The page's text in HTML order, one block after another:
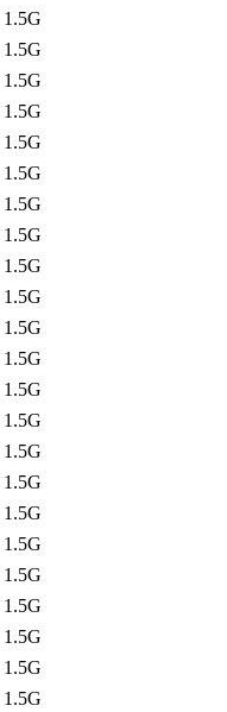
1.5G
1.5G
1.5G
1.5G
1.5G
1.5G
1.5G
1.5G
1.5G
1.5G
1.5G
1.5G
1.5G
1.5G
1.5G
1.5G
1.5G
1.5G
1.5G
1.5G
1.5G
1.5G
1.5G